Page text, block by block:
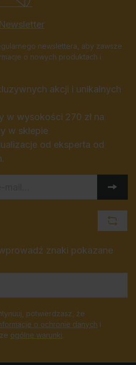
Newsletter
newslettera, aby zawsze
o nowych produktach i
akcji i unikalnych
w wysokości 270 zł na
w sklepie
od eksperta od
znaki pokazane
potwierdzasz, że
o ochronie danych i
ogólne warunki.